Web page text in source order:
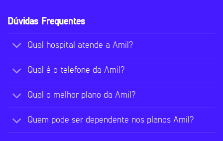
Dúvidas Frequentes
Qual hospital atende a Amil?
Qual é o telefone da Amil?
Qual o melhor plano da Amil?
Quem pode ser dependente nos planos Amil?